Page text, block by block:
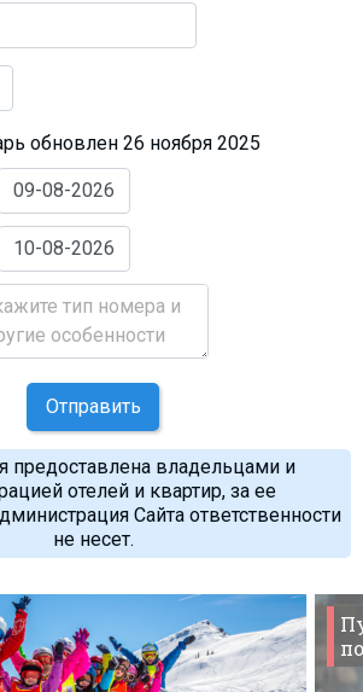
обновлен 26 ноября 2025
Отправить
предоставлена владельцами и
отелей и квартир, за ее
Сайта ответственности
не несет.